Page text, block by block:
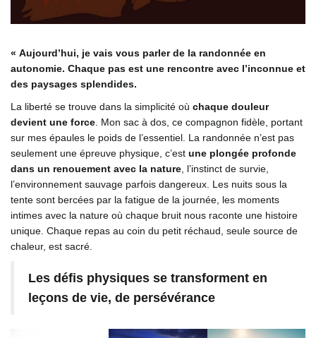
« Aujourd’hui, je vais vous parler de la randonnée en
autonomie. Chaque pas est une rencontre avec l’inconnue et
des paysages splendides.
La liberté se trouve dans la simplicité où chaque douleur
devient une force . Mon sac à dos, ce compagnon fidèle, portant
sur mes épaules le poids de l’essentiel. La randonnée n’est pas
seulement une épreuve physique, c’est une plongée profonde
dans un renouement avec la nature , l’instinct de survie,
l’environnement sauvage parfois dangereux. Les nuits sous la
tente sont bercées par la fatigue de la journée, les moments
intimes avec la nature où chaque bruit nous raconte une histoire
unique. Chaque repas au coin du petit réchaud, seule source de
chaleur, est sacré.
Les défis physiques se transforment en
leçons de vie, de persévérance